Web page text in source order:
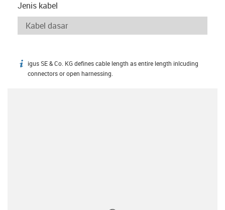
Jenis kabel
igus-icon-info
igus SE & Co. KG defines cable length as entire length inlcuding
connectors or open harnessing.